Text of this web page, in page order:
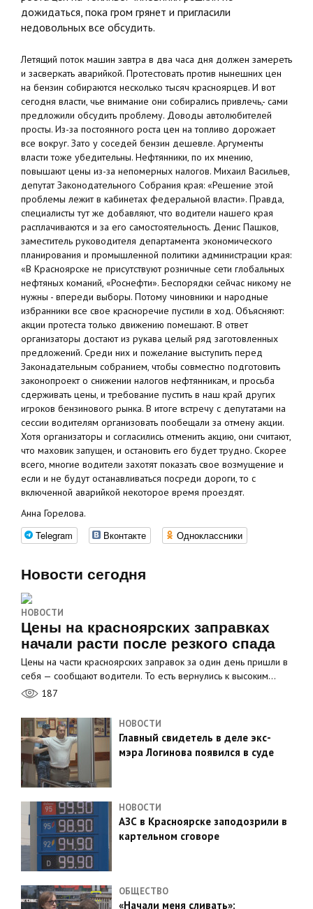
дожидаться, пока гром грянет и пригласили
недовольных все обсудить.
Летящий поток машин завтра в два часа дня должен замереть
и засверкать аварийкой. Протестовать против нынешних цен
на бензин собираются несколько тысяч красноярцев. И вот
сегодня власти, чье внимание они собирались привлечь,- сами
предложили обсудить проблему. Доводы автолюбителей
просты. Из-за постоянного роста цен на топливо дорожает
все вокруг. Зато у соседей бензин дешевле. Аргументы
власти тоже убедительны. Нефтянники, по их мнению,
повышают цены из-за непомерных налогов. Михаил Васильев,
депутат Законодательного Собрания края: «Решение этой
проблемы лежит в кабинетах федеральной власти». Правда,
специалисты тут же добавляют, что водители нашего края
расплачиваются и за его самостоятельность. Денис Пашков,
заместитель руководителя департамента экономического
планирования и промышленной политики администрации края:
«В Красноярске не присутствуют розничные сети глобальных
нефтяных команий, «Роснефти». Беспорядки сейчас никому не
нужны - впереди выборы. Потому чиновники и народные
избранники все свое красноречие пустили в ход. Объясняют:
акции протеста только движению помешают. В ответ
организаторы достают из рукава целый ряд заготовленных
предложений. Среди них и пожелание выступить перед
Законадательным собранием, чтобы совместно подготовить
законопроект о снижении налогов нефтянникам, и просьба
сдерживать цены, и требование пустить в наш край других
игроков бензинового рынка. В итоге встречу с депутатами на
сессии водителям организовать пообещали за отмену акции.
Хотя организаторы и согласились отменить акцию, они считают,
что маховик запущен, и остановить его будет трудно. Скорее
всего, многие водители захотят показать свое возмущение и
если и не будут останавливаться посреди дороги, то с
включенной аварийкой некоторое время проездят.
Анна Горелова.
Telegram Вконтакте Одноклассники
Новости сегодня
НОВОСТИ
Цены на красноярских заправках
начали расти после резкого спада
Цены на части красноярских заправок за один день пришли в
себя — сообщают водители. То есть вернулись к высоким…
187
НОВОСТИ
Главный свидетель в деле экс-
мэра Логинова появился в суде
НОВОСТИ
АЗС в Красноярске заподозрили в
картельном сговоре
ОБЩЕСТВО
«Начали меня сливать»: